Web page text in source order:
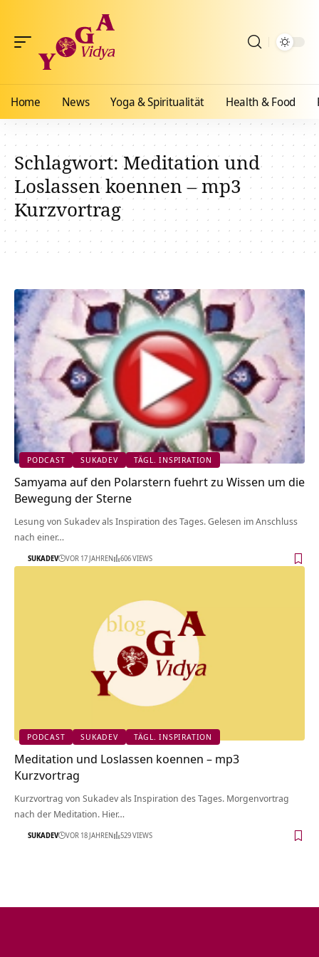
Home News Yoga & Spiritualität Health & Food
Schlagwort:Meditation und
Loslassen koennen – mp3
Kurzvortrag
PODCAST SUKADEV TÄGL. INSPIRATION
Samyama auf den Polarstern fuehrt zu Wissen um die
Bewegung der Sterne
Lesung von Sukadev als Inspiration des Tages. Gelesen im Anschluss
nach einer…
SUKADEV VOR 17 JAHREN 606 VIEWS
PODCAST SUKADEV TÄGL. INSPIRATION
Meditation und Loslassen koennen – mp3
Kurzvortrag
Kurzvortrag von Sukadev als Inspiration des Tages. Morgenvortrag
nach der Meditation. Hier…
SUKADEV VOR 18 JAHREN 529 VIEWS